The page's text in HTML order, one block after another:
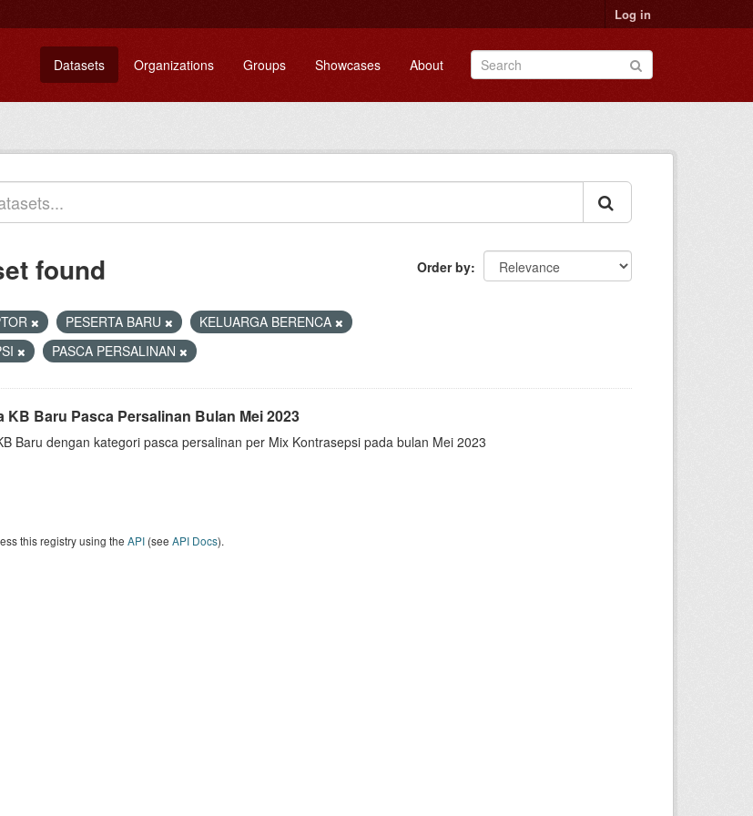
Log in
Datasets Organizations Groups Showcases About
Order by
found
PESERTA BARU
KELUARGA BERENCA
PASCA PERSALINAN
KB Baru Pasca Persalinan Bulan Mei 2023
Baru dengan kategori pasca persalinan per Mix Kontrasepsi pada bulan Mei 2023
this registry using the API (see API Docs).